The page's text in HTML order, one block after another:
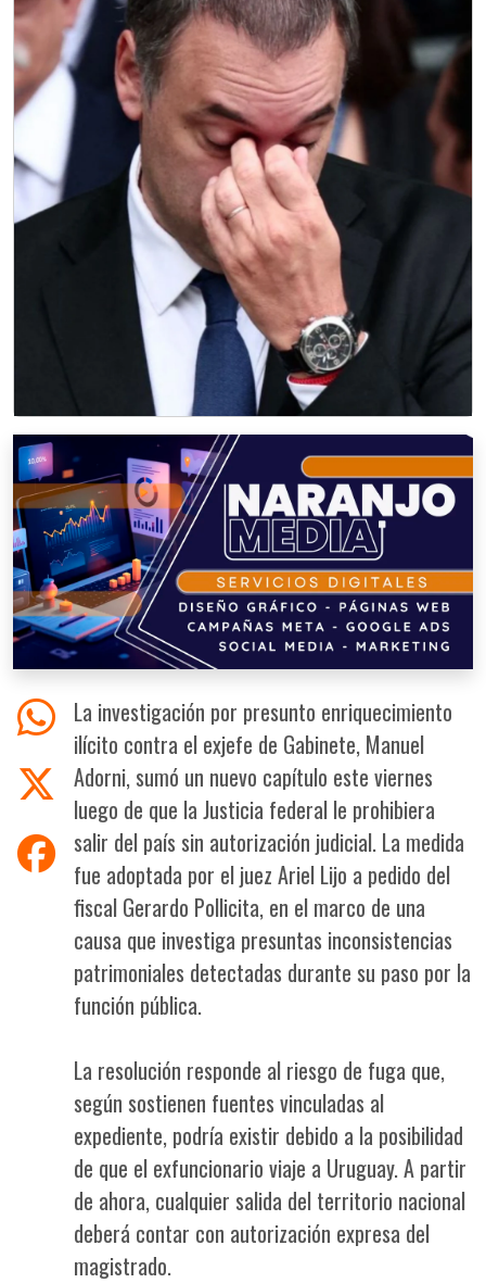
La investigación por presunto enriquecimiento
ilícito contra el exjefe de Gabinete, Manuel
Adorni, sumó un nuevo capítulo este viernes
luego de que la Justicia federal le prohibiera
salir del país sin autorización judicial. La medida
fue adoptada por el juez Ariel Lijo a pedido del
fiscal Gerardo Pollicita, en el marco de una
causa que investiga presuntas inconsistencias
patrimoniales detectadas durante su paso por la
función pública.
La resolución responde al riesgo de fuga que,
según sostienen fuentes vinculadas al
expediente, podría existir debido a la posibilidad
de que el exfuncionario viaje a Uruguay. A partir
de ahora, cualquier salida del territorio nacional
deberá contar con autorización expresa del
magistrado.